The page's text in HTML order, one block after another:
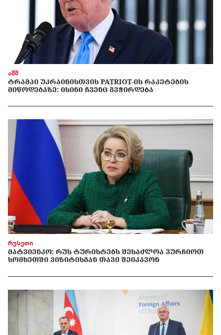
აშშ
ᲢᲠᲐᲛᲞᲘ ᲣᲙᲠᲐᲘᲜᲘᲡᲗᲕᲘᲡ PATRIOT-ᲘᲡ ᲠᲐᲙᲔᲢᲔᲑᲘᲡ
ᲛᲘᲬᲝᲓᲔᲑᲐᲖᲔ: ᲘᲡᲘᲜᲘ ᲩᲕᲔᲜᲪ ᲒᲕᲭᲘᲠᲓᲔᲑᲐ
რუსეთი
ᲛᲐᲢᲕᲘᲔᲜᲙᲝ: ᲠᲣᲡ ᲢᲣᲠᲘᲡᲢᲔᲑᲡ ᲨᲔᲡᲐᲫᲚᲝᲐ ᲕᲣᲠᲩᲘᲝᲗ
ᲡᲝᲛᲮᲔᲗᲨᲘ ᲕᲘᲖᲘᲢᲘᲡᲒᲐᲜ ᲗᲐᲕᲘ ᲨᲔᲘᲙᲐᲕᲝᲜ